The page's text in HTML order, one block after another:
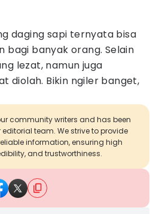
daging sapi ternyata bisa
bagi banyak orang. Selain
lezat, namun juga
diolah. Bikin ngiler banget,
community writers and has been
team. We strive to provide
information, ensuring high
and trustworthiness.